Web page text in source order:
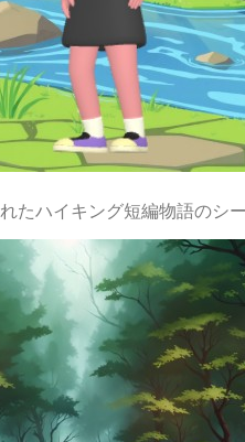
たハイキング短編物語のシ